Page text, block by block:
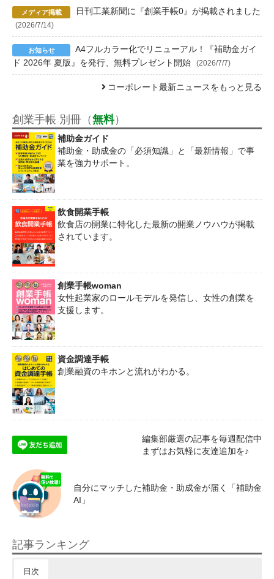
日刊工業新聞に『創業手帳0』が掲載されました
(2026/7/14)
A4フルカラー化でリニューアル！『補助金ガイ
ド 2026年 夏版』を発行、無料プレゼント開始
(2026/7/7)
コーポレート最新ニュースをもっと見る
創業手帳 別冊（無料）
補助金ガイド
補助金・助成金の「必須知識」と「最新情報」で事
業を強力サポート。
飲食開業手帳
飲食店の開業に特化した最新の開業ノウハウが掲載
されています。
創業手帳woman
女性起業家のロールモデルを発信し、女性の創業を
支援します。
資金調達手帳
創業融資のキホンと流れがわかる。
編集部厳選の記事を毎週配信中
まずはお気軽に友達追加を♪
自分にマッチした補助金・助成金が届く「補助金
AI」
記事ランキング
日次